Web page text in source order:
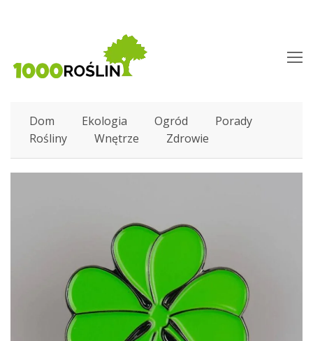
Dom Ekologia Ogród
Porady
Rośliny
Wnętrze Zdrowie